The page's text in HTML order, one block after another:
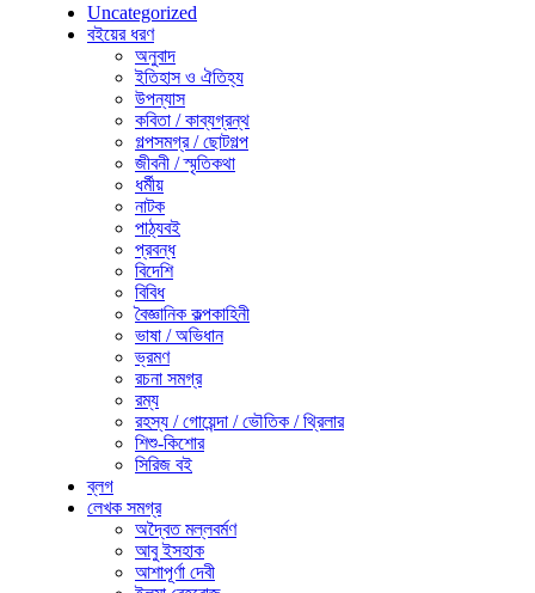
Uncategorized
বইয়ের ধরণ
অনুবাদ
ইতিহাস ও ঐতিহ্য
উপন্যাস
কবিতা / কাব্যগ্রন্থ
গল্পসমগ্র / ছোটগল্প
জীবনী / স্মৃতিকথা
ধর্মীয়
নাটক
পাঠ্যবই
প্রবন্ধ
বিদেশি
বিবিধ
বৈজ্ঞানিক কল্পকাহিনী
ভাষা / অভিধান
ভ্রমণ
রচনা সমগ্র
রম্য
রহস্য / গোয়েন্দা / ভৌতিক / থ্রিলার
শিশু-কিশোর
সিরিজ বই
ব্লগ
লেখক সমগ্র
অদ্বৈত মল্লবর্মণ
আবু ইসহাক
আশাপূর্ণা দেবী